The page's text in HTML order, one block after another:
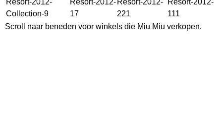
Scroll naar beneden voor winkels die Miu Miu verkopen.